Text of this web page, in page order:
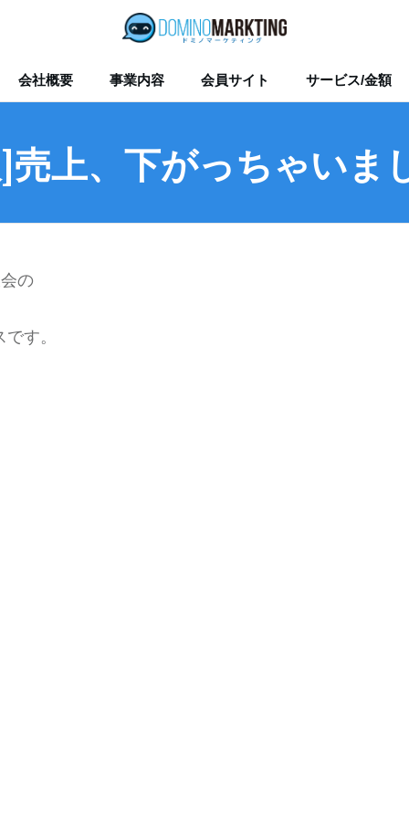
会社概要 事業内容 会員サイト サービス/金額
売上、下がっちゃいま
の
す。